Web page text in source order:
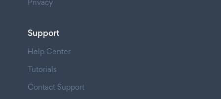
Privacy
Support
Help Center
Tutorials
Contact Support